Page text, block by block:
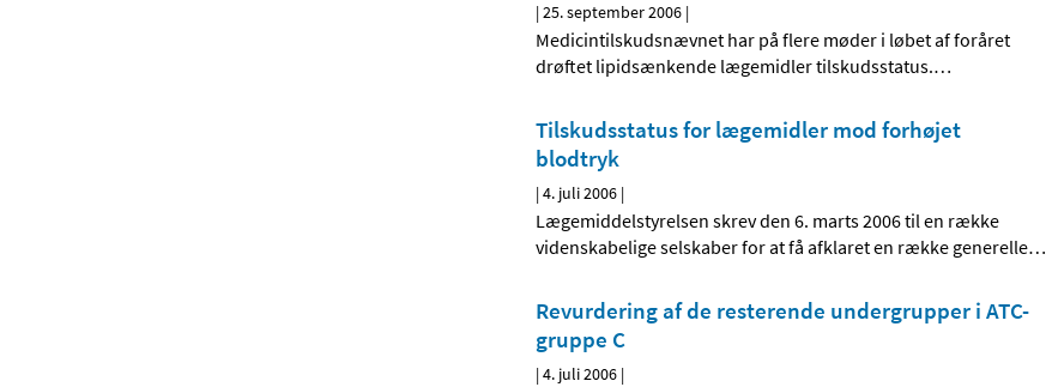
|25. september 2006 |
Medicintilskudsnævnet har på flere møder i løbet af foråret
drøftet lipidsænkende lægemidler tilskudsstatus.…
Tilskudsstatus for lægemidler mod forhøjet
blodtryk
|4. juli 2006 |
Lægemiddelstyrelsen skrev den 6. marts 2006 til en række
videnskabelige selskaber for at få afklaret en række generelle…
Revurdering af de resterende undergrupper i ATC-
gruppe C
|4. juli 2006 |